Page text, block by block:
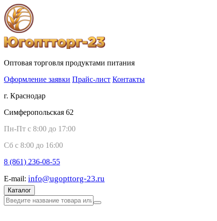
Оптовая торговля продуктами питания
Оформление заявки Прайс-лист Контакты
г. Краснодар
Симферопольская 62
Пн-Пт с 8:00 до 17:00
Сб с 8:00 до 16:00
8 (861) 236-08-55
E-mail: info@ugopttorg-23.ru
Каталог